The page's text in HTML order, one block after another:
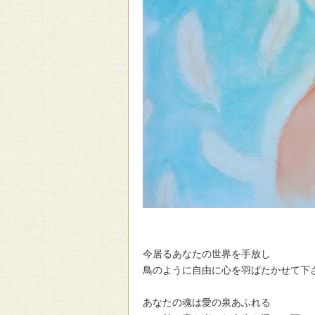
今居るあなたの世界を手放し
鳥のように自由に心を羽ばたかせて下
あなたの魂は愛の泉あふれる